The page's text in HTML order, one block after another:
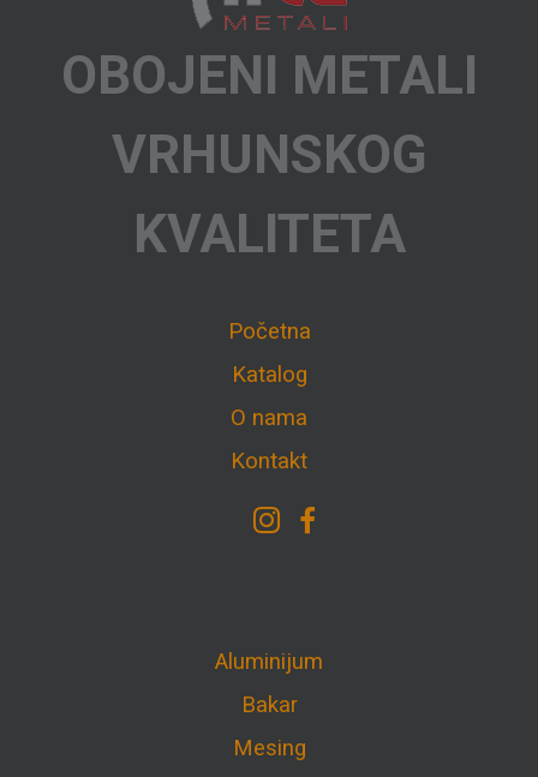
OBOJENI METALI
VRHUNSKOG
KVALITETA
Početna
Katalog
O nama
Kontakt
Aluminijum
Bakar
Mesing